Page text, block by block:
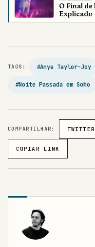
O Final
Explicado
TAGS: #Anya Taylor-Joy
#Noite Passada em Soho
COMPARTILHAR: TWITTER
COPIAR LINK